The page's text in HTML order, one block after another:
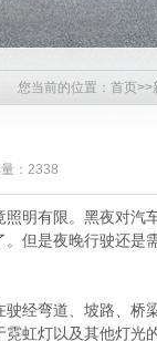
您当前的位置： 首页>>
：2338
明有限。黑夜对汽
但是夜晚行驶还是
经弯道、坡路、桥
虹灯以及其他灯光